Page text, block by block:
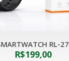
RL-27
R$199,00